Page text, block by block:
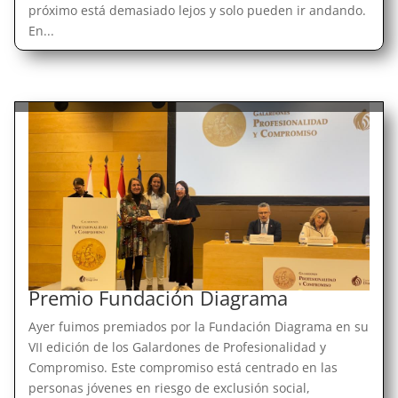
próximo está demasiado lejos y solo pueden ir andando.
En...
Premio Fundación Diagrama
Ayer fuimos premiados por la Fundación Diagrama en su
VII edición de los Galardones de Profesionalidad y
Compromiso. Este compromiso está centrado en las
personas jóvenes en riesgo de exclusión social,